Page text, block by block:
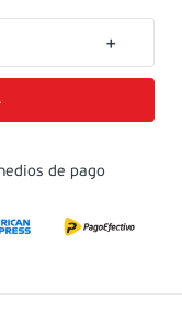
＋
de pago